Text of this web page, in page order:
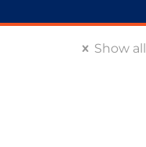
Show all